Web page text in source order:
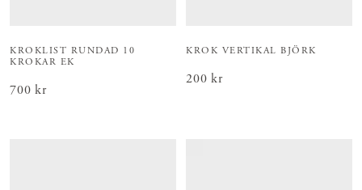
KROKLIST RUNDAD 10
KROKAR EK
Pris :700 kr
700 kr
KROK VERTIKAL BJÖRK
Pris :200 kr
200 kr